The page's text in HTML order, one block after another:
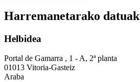
Harremanetarako datuak
Helbidea
Portal de Gamarra , 1 - A, 2ª planta
01013 Vitoria-Gasteiz
Araba